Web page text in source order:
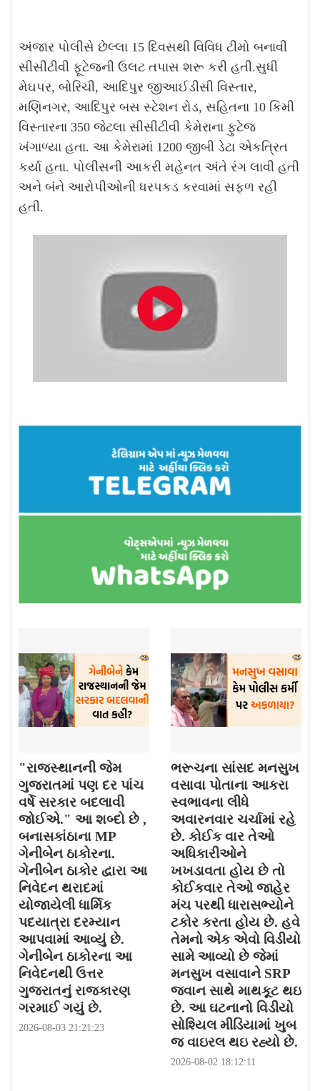
અંજાર પોલીસે છેલ્લા 15 દિવસથી વિવિધ ટીમો બનાવી
સીસીટીવી ફૂટેજની ઉલટ તપાસ શરૂ કરી હતી.સુધી
મેઘપર, બોરિચી, આદિપુર જીઆઈડીસી વિસ્તાર,
મણિનગર, આદિપુર બસ સ્ટેશન રોડ, સહિતના 10 કિમી
વિસ્તારના 350 જેટલા સીસીટીવી કેમેરાના ફુટેજ
ખંગાળ્યા હતા. આ કેમેરામાં 1200 જીબી ડેટા એકત્રિત
કર્યા હતા. પોલીસની આકરી મહેનત અંતે રંગ લાવી હતી
અને બંને આરોપીઓની ધરપકડ કરવામાં સફળ રહી
હતી.
"રાજસ્થાનની જેમ
ગુજરાતમાં પણ દર પાંચ
વર્ષે સરકાર બદલાવી
જોઈએ." આ શબ્દો છે ,
બનાસકાંઠાના MP
ગેનીબેન ઠાકોરના.
ગેનીબેન ઠાકોર દ્વારા આ
નિવેદન થરાદમાં
યોજાયેલી ધાર્મિક
પદયાત્રા દરમ્યાન
આપવામાં આવ્યું છે.
ગેનીબેન ઠાકોરના આ
નિવેદનથી ઉત્તર
ગુજરાતનું રાજકારણ
ગરમાઈ ગયું છે.
2026-08-03 21:21:23
ભરૂચના સાંસદ મનસુખ
વસાવા પોતાના આકરા
સ્વભાવના લીધે
અવારનવાર ચર્ચામાં રહે
છે. કોઈક વાર તેઓ
અધિકારીઓને
ખખડાવતા હોય છે તો
કોઈકવાર તેઓ જાહેર
મંચ પરથી ધારાસભ્યોને
ટકોર કરતા હોય છે. હવે
તેમનો એક એવો વિડીયો
સામે આવ્યો છે જેમાં
મનસુખ વસાવાને SRP
જવાન સાથે માથકૂટ થઇ
છે. આ ઘટનાનો વિડીયો
સોશ્યિલ મીડિયામાં ખુબ
જ વાઇરલ થઇ રહ્યો છે.
2026-08-02 18:12:11